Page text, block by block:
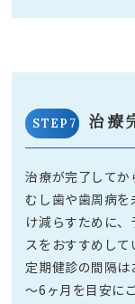
STEP7 治療
治療が完了してか
むし歯や歯周病を
け減らすために
スをおすすめして
定期健診の間隔は
～6ヶ月を目安に